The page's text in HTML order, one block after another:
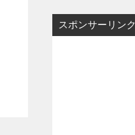
スポンサーリンク